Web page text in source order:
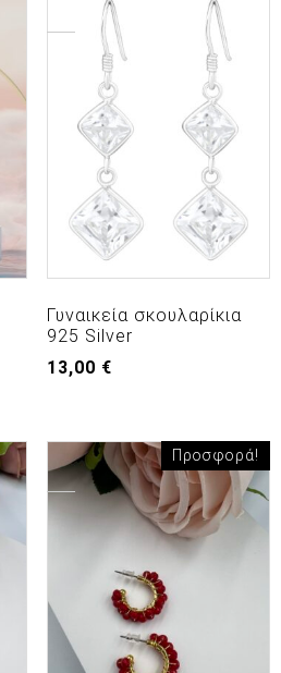
Γυναικεία σκουλαρίκια
925 Silver
13,00 €
Προσφορά!